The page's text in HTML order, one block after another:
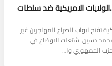
الامريكية ضد سلطات
تفتح ابواب الصراع المهاجرين غير
حسين اشتعلت الاوضاع في
الجمهوري وا…